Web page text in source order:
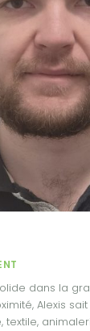
dans la
s’adapter à tous les
textile,